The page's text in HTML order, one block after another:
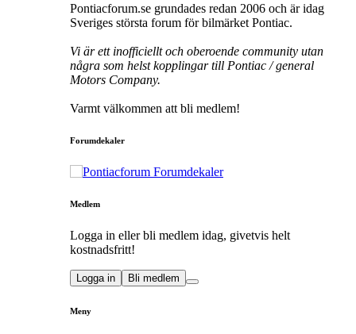
Pontiacforum.se grundades redan 2006 och är idag
Sveriges största forum för bilmärket Pontiac.
Vi är ett inofficiellt och oberoende community utan
några som helst kopplingar till Pontiac / general
Motors Company.
Varmt välkommen att bli medlem!
Forumdekaler
Medlem
Logga in eller bli medlem idag, givetvis helt
kostnadsfritt!
Logga in Bli medlem
Meny